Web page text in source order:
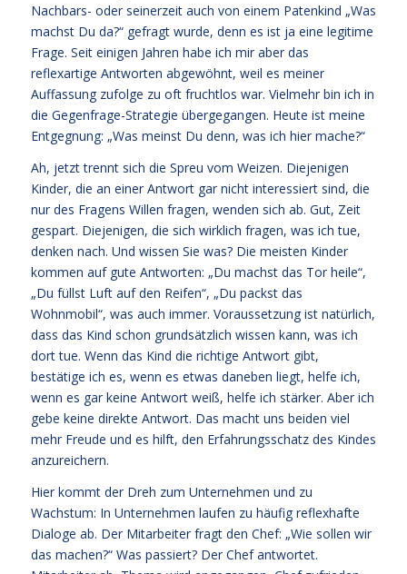
Nachbars- oder seinerzeit auch von einem Patenkind „Was
machst Du da?“ gefragt wurde, denn es ist ja eine legitime
Frage. Seit einigen Jahren habe ich mir aber das
reflexartige Antworten abgewöhnt, weil es meiner
Auffassung zufolge zu oft fruchtlos war. Vielmehr bin ich in
die Gegenfrage-Strategie übergegangen. Heute ist meine
Entgegnung: „Was meinst Du denn, was ich hier mache?“
Ah, jetzt trennt sich die Spreu vom Weizen. Diejenigen
Kinder, die an einer Antwort gar nicht interessiert sind, die
nur des Fragens Willen fragen, wenden sich ab. Gut, Zeit
gespart. Diejenigen, die sich wirklich fragen, was ich tue,
denken nach. Und wissen Sie was? Die meisten Kinder
kommen auf gute Antworten: „Du machst das Tor heile“,
„Du füllst Luft auf den Reifen“, „Du packst das
Wohnmobil“, was auch immer. Voraussetzung ist natürlich,
dass das Kind schon grundsätzlich wissen kann, was ich
dort tue. Wenn das Kind die richtige Antwort gibt,
bestätige ich es, wenn es etwas daneben liegt, helfe ich,
wenn es gar keine Antwort weiß, helfe ich stärker. Aber ich
gebe keine direkte Antwort. Das macht uns beiden viel
mehr Freude und es hilft, den Erfahrungsschatz des Kindes
anzureichern.
Hier kommt der Dreh zum Unternehmen und zu
Wachstum: In Unternehmen laufen zu häufig reflexhafte
Dialoge ab. Der Mitarbeiter fragt den Chef: „Wie sollen wir
das machen?“ Was passiert? Der Chef antwortet.